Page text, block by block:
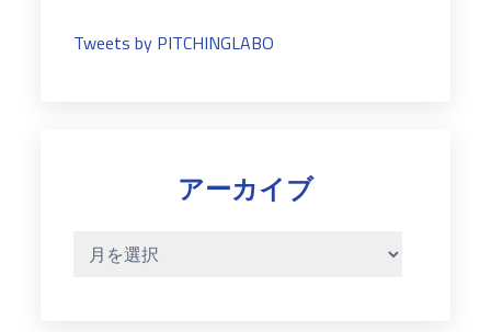
Tweets by PITCHINGLABO
アーカイブ